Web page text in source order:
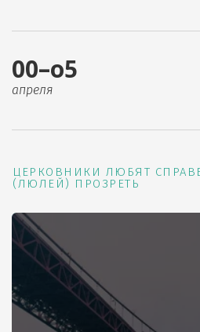
00–о5
апреля
ЦЕРКОВНИКИ ЛЮБЯТ
(ЛЮЛЕЙ) ПРОЗРЕТЬ